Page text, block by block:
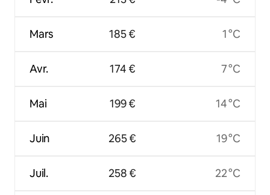
Mars
Avr.
Mai
Juin
Juil.
185 €
174 €
199 €
265 €
258 €
1 °C
7 °C
14 °C
19 °C
22 °C